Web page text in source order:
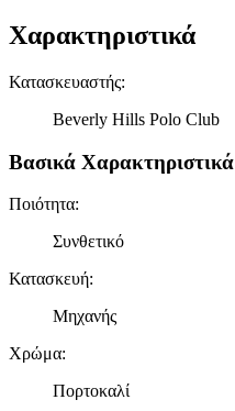
Χαρακτηριστικά
Κατασκευαστής:
Beverly Hills Polo Club
Βασικά Χαρακτηριστικά
Ποιότητα:
Συνθετικό
Κατασκευή:
Μηχανής
Χρώμα:
Πορτοκαλί